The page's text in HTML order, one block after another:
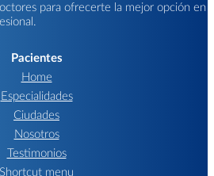
para ofrecerte la mejor opción en
Pacientes
Home
Especialidades
Ciudades
Nosotros
Testimonios
Shortcut menu